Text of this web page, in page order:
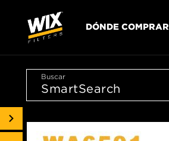
DÓNDE COMPRAR
Buscar